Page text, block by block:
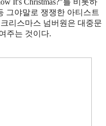
그야말로 쟁쟁한 아티스트
크리스마스 넘버원은 대중문
주는 것이다.